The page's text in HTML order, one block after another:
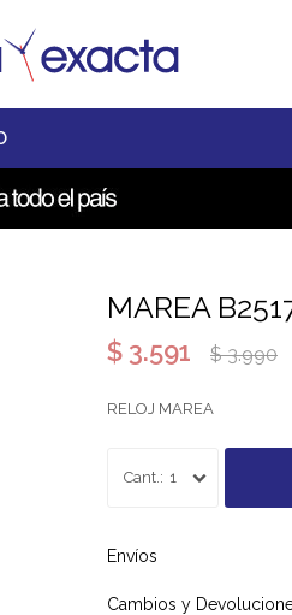
MAREA
$ 3.591 $ 3.990
RELOJ MAREA
1
Envíos
Cambios y